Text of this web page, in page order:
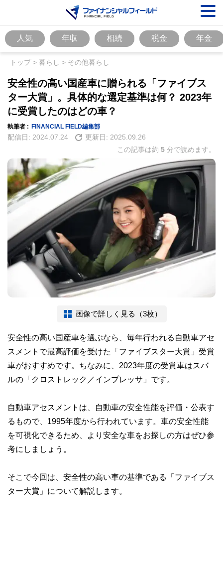
人気 年収 相続 税金 年金
トップ> 暮らし > その他暮らし
安全性の高い国産車に贈られる「ファイブス
ター大賞」。具体的な選定基準は何？ 2023年
に受賞したのはどの車？
執筆者 : FINANCIAL FIELD編集部
配信日: 2024.07.24 更新日: 2025.09.26
この記事は約 5 分で読めます。
画像で詳しく見る（3枚）
安全性の高い国産車を選ぶなら、毎年行われる自動車アセ
スメントで最高評価を受けた「ファイブスター大賞」受賞
車がおすすめです。ちなみに、2023年度の受賞車はスバ
ルの「クロストレック／インプレッサ」です。
自動車アセスメントは、自動車の安全性能を評価・公表す
るもので、1995年度から行われています。車の安全性能
を可視化できるため、より安全な車をお探しの方はぜひ参
考にしましょう。
そこで今回は、安全性の高い車の基準である「ファイブス
ター大賞」について解説します。